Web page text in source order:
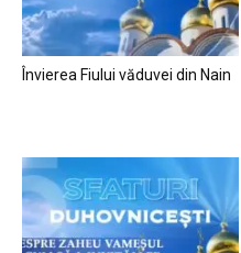
Învierea Fiului văduvei din Nain